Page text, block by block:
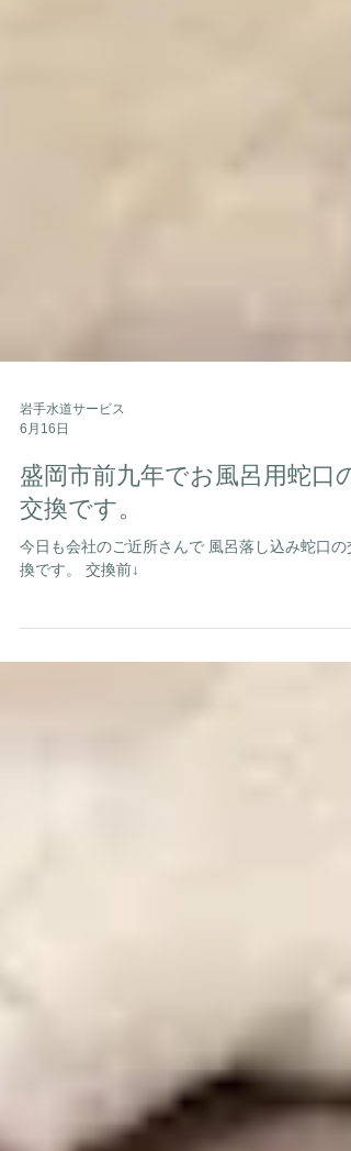
岩手水道サービス
6月16日
盛岡市前九年でお風呂用蛇口の
交換です。
今日も会社のご近所さんで 風呂落し込み蛇口の